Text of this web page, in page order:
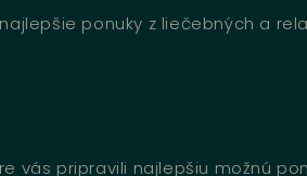
ponuky z liečebných a
vás pripravili najlepšiu možnú